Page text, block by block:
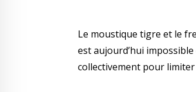
Le moustique tigre et le
est aujourd’hui
collectivement pour